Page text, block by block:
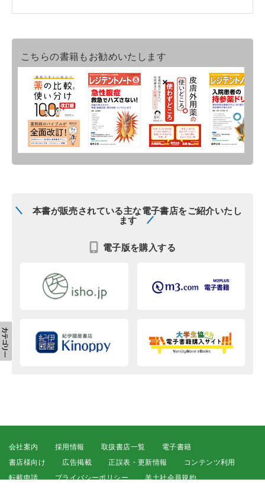
こちらの書籍もお勧めいたします
本書が販売されている主な電子書店をご紹介いたし
ます
電子版を購入する
会社案内 採用情報 取扱書店一覧
電子書籍
書店様向け
広告掲載 正誤表・更新情報
コンテンツ利用
転載申請
プライバシーポリシー
羊土社会員規約